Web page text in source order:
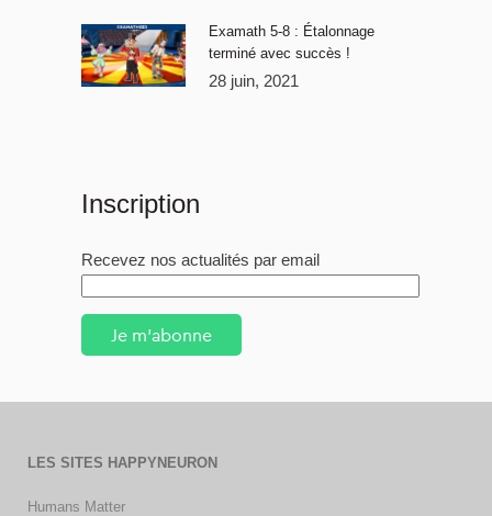
Examath 5-8 : Étalonnage
terminé avec succès !
28 juin, 2021
Inscription
Recevez nos actualités par email
Je m'abonne
LES SITES HAPPYNEURON
Humans Matter